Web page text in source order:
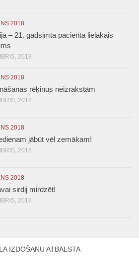
2018
– 21. gadsimta pacienta lielākais
2018
2018
rēķinus neizrakstām
2018
2018
jābūt vēl zemākam!
2018
2018
sirdij mirdzēt!
2018
IZDOŠANU ATBALSTA